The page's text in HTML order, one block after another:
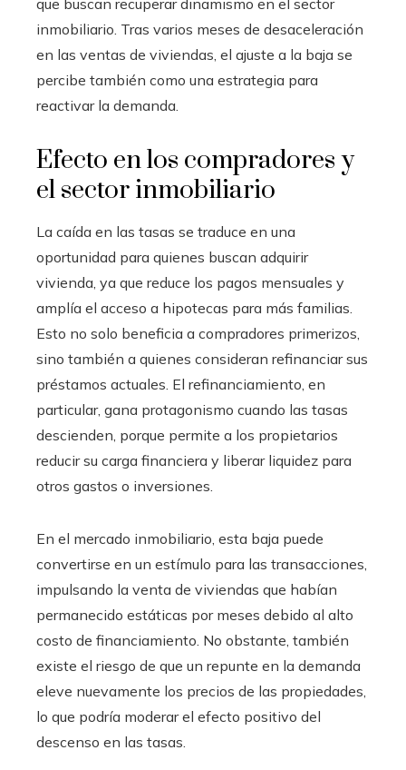
que buscan recuperar dinamismo en el sector
inmobiliario. Tras varios meses de desaceleración
en las ventas de viviendas, el ajuste a la baja se
percibe también como una estrategia para
reactivar la demanda.
Efecto en los compradores y
el sector inmobiliario
La caída en las tasas se traduce en una
oportunidad para quienes buscan adquirir
vivienda, ya que reduce los pagos mensuales y
amplía el acceso a hipotecas para más familias.
Esto no solo beneficia a compradores primerizos,
sino también a quienes consideran refinanciar sus
préstamos actuales. El refinanciamiento, en
particular, gana protagonismo cuando las tasas
descienden, porque permite a los propietarios
reducir su carga financiera y liberar liquidez para
otros gastos o inversiones.
En el mercado inmobiliario, esta baja puede
convertirse en un estímulo para las transacciones,
impulsando la venta de viviendas que habían
permanecido estáticas por meses debido al alto
costo de financiamiento. No obstante, también
existe el riesgo de que un repunte en la demanda
eleve nuevamente los precios de las propiedades,
lo que podría moderar el efecto positivo del
descenso en las tasas.